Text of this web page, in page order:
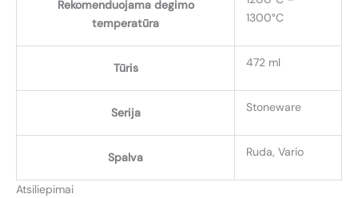
Rekomenduojama degimo
temperatūra
1300°C
Tūris 472 ml
Serija Stoneware
Spalva Ruda, Vario
Atsiliepimai